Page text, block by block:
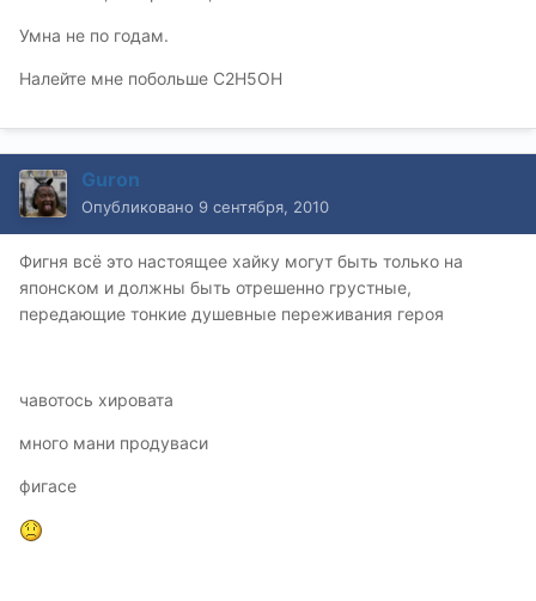
Умна не по годам.
Налейте мне побольше С2Н5ОН
Guron
Опубликовано 9 сентября, 2010
Фигня всё это настоящее хайку могут быть только на
японском и должны быть отрешенно грустные,
передающие тонкие душевные переживания героя
чавотось хировата
много мани продуваси
фигасе